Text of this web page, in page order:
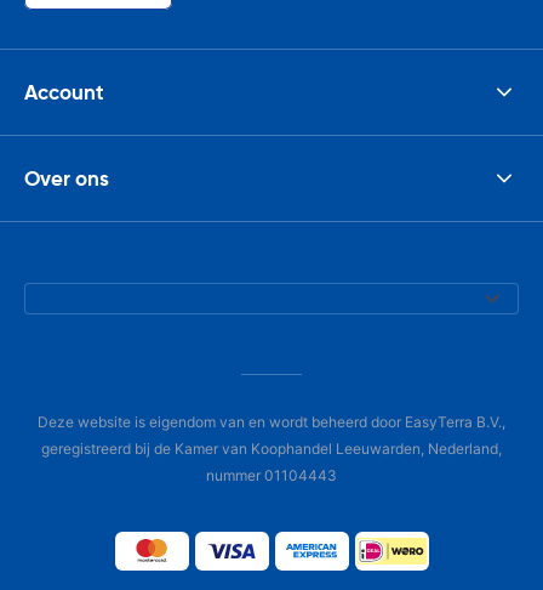
Account
Over ons
Deze website is eigendom van en wordt beheerd door EasyTerra B.V.,
geregistreerd bij de Kamer van Koophandel Leeuwarden, Nederland,
nummer 01104443